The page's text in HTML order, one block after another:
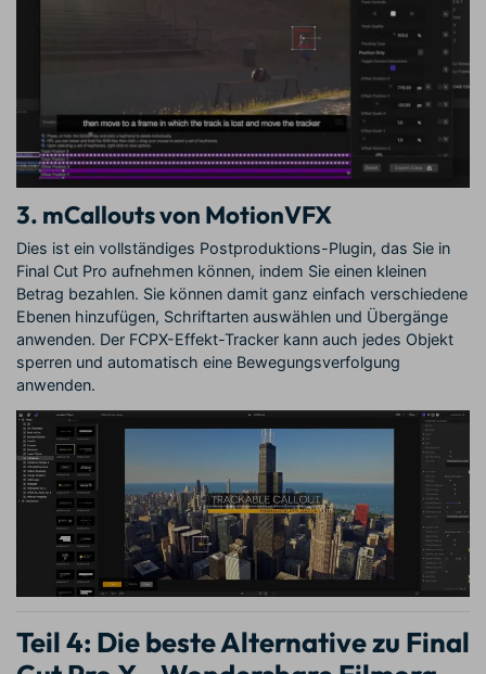
3. mCallouts von MotionVFX
Dies ist ein vollständiges Postproduktions-Plugin, das Sie in
Final Cut Pro aufnehmen können, indem Sie einen kleinen
Betrag bezahlen. Sie können damit ganz einfach verschiedene
Ebenen hinzufügen, Schriftarten auswählen und Übergänge
anwenden. Der FCPX-Effekt-Tracker kann auch jedes Objekt
sperren und automatisch eine Bewegungsverfolgung
anwenden.
Teil 4: Die beste Alternative zu Final